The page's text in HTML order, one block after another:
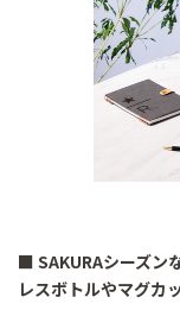
■ SAKURAシーズン
レスボトルやマグカ